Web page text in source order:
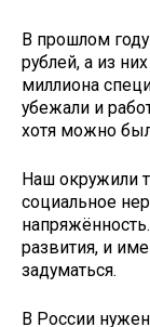
В прошлом
рублей, а из
миллиона
убежали и
хотя можно
Наш окружили
социальное
развития, и
задуматься.
В России